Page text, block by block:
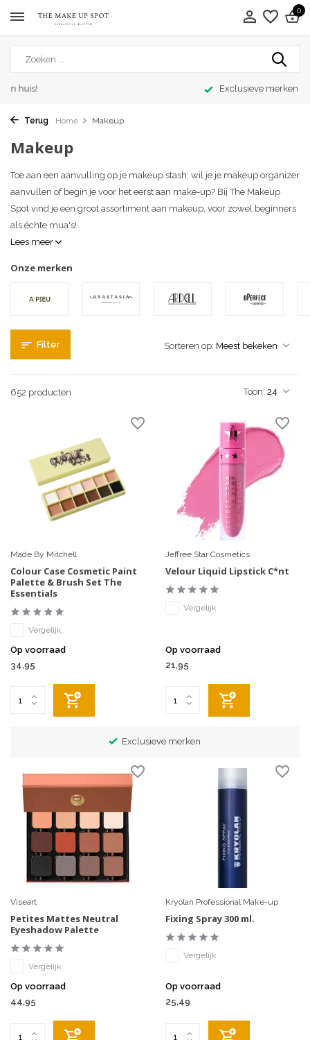
0
Terug Home Makeup
Makeup
Toe aan een aanvulling op je makeup stash, wil je je makeup organizer
aanvullen of begin je voor het eerst aan make-up? Bij The Makeup
Spot vind je een groot assortiment aan makeup, voor zowel beginners
als échte mua's!
Lees meer
Onze merken
Filter
652 producten Toon:
Sorteren op:
Made By Mitchell
Colour Case Cosmetic Paint
Palette & Brush Set The
Essentials
Vergelijk
Op voorraad
34,95
Jeffree Star Cosmetics
Velour Liquid Lipstick C*nt
Vergelijk
Op voorraad
21,95
Exclusieve merken
Viseart
Petites Mattes Neutral
Eyeshadow Palette
Vergelijk
Op voorraad
44,95
Kryolan Professional Make-up
Fixing Spray 300 ml.
Vergelijk
Op voorraad
25,49